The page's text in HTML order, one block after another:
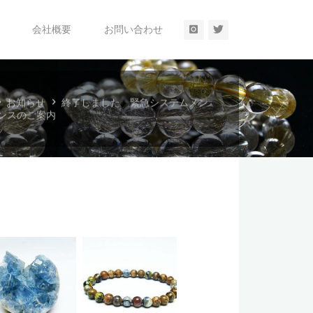
会社概要 お問い合わせ
お知らせ
終了しました 緊急システムメン
スのご案内